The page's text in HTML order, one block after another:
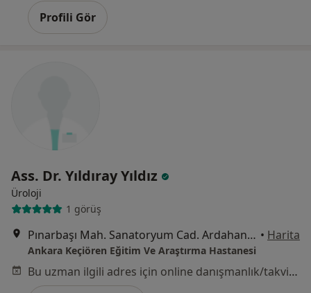
Profili Gör
Ass. Dr. Yıldıray Yıldız
Üroloji
1 görüş
Pınarbaşı Mah. Sanatoryum Cad. Ardahan Sok. No:25, Ankara • Harita
Ankara Keçiören Eğitim Ve Araştırma Hastanesi
Bu uzman ilgili adres için online danışmanlık/takvim sunmuyor.